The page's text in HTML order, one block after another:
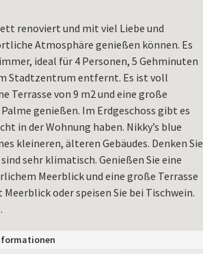
renoviert und mit viel Liebe und
Atmosphäre genießen können. Es
ideal für 4 Personen, 5 Gehminuten
Stadtzentrum entfernt. Es ist voll
Terrasse von 9 m2 und eine große
genießen. Im Erdgeschoss gibt es
in der Wohnung haben. Nikky’s blue
kleineren, älteren Gebäudes. Denken Sie
sehr klimatisch. Genießen Sie eine
Meerblick und eine große Terrasse
oder speisen Sie bei Tischwein.